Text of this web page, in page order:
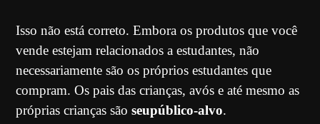
Isso não está correto. Embora os produtos que você
vende estejam relacionados a estudantes, não
necessariamente são os próprios estudantes que
compram. Os pais das crianças, avós e até mesmo as
próprias crianças são seupúblico-alvo.